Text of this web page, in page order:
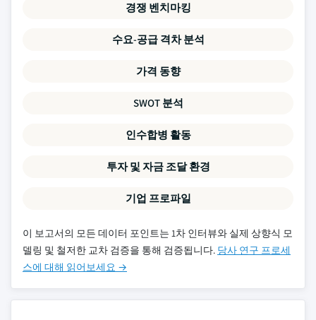
경쟁 벤치마킹
수요-공급 격차 분석
가격 동향
SWOT 분석
인수합병 활동
투자 및 자금 조달 환경
기업 프로파일
이 보고서의 모든 데이터 포인트는 1차 인터뷰와 실제 상향식 모
델링 및 철저한 교차 검증을 통해 검증됩니다. 당사 연구 프로세
스에 대해 읽어보세요 →